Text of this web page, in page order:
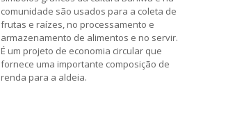
comunidade são usados para a coleta de
frutas e raízes, no processamento e
armazenamento de alimentos e no servir.
É um projeto de economia circular que
fornece uma importante composição de
renda para a aldeia.